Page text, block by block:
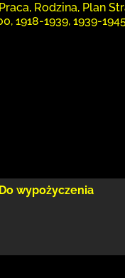
Rodzina, Plan
1918-1939, 1939-
Do wypożyczenia